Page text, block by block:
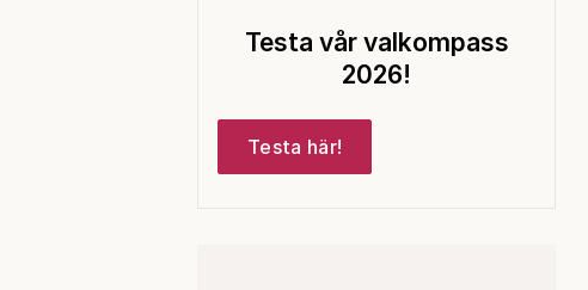
Testa vår valkompass
2026!
Testa här!